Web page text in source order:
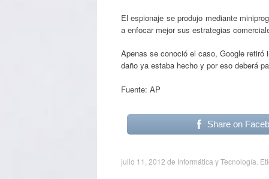
El espionaje se produjo mediante
a enfocar mejor sus estrategias
Apenas se conoció el caso, Google
daño ya estaba hecho y por eso deberá
Fuente: AP
Share on
julio 11, 2012 de Informática y Tecnología .